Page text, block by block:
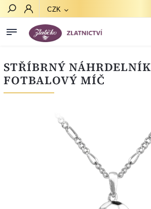
CZK
STŘÍBRNÝ NÁHRDELNÍK
FOTBALOVÝ MÍČ